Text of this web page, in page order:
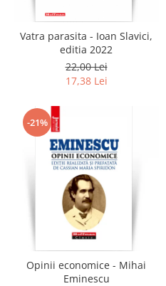
Vatra parasita - Ioan Slavici,
editia 2022
22,00 Lei
17,38 Lei
-21%
Opinii economice - Mihai
Eminescu